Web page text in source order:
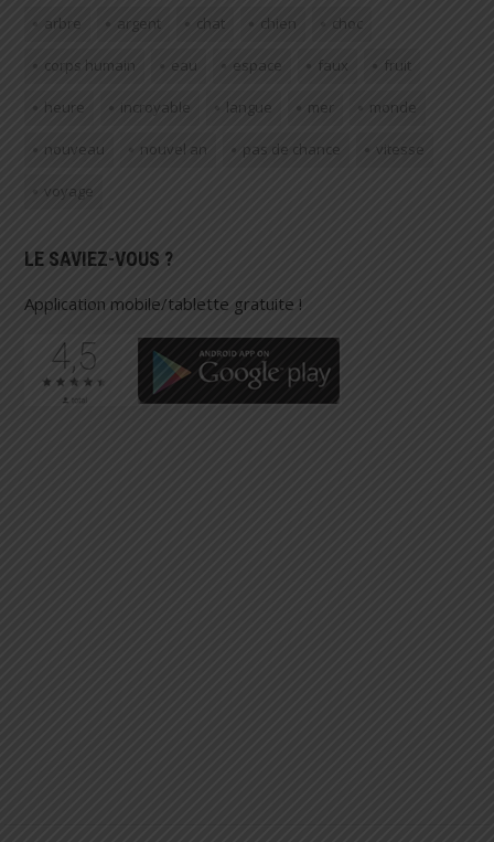
arbre argent chat chien choc
corps humain eau espace faux fruit
heure incroyable langue mer monde
nouveau nouvel an pas de chance vitesse
voyage
LE SAVIEZ-VOUS ?
Application mobile/tablette gratuite !